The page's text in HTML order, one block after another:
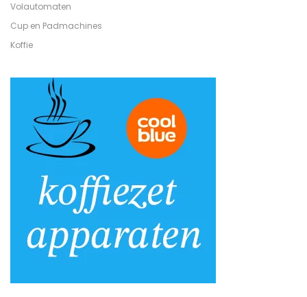
Volautomaten
Cup en Padmachines
Koffie